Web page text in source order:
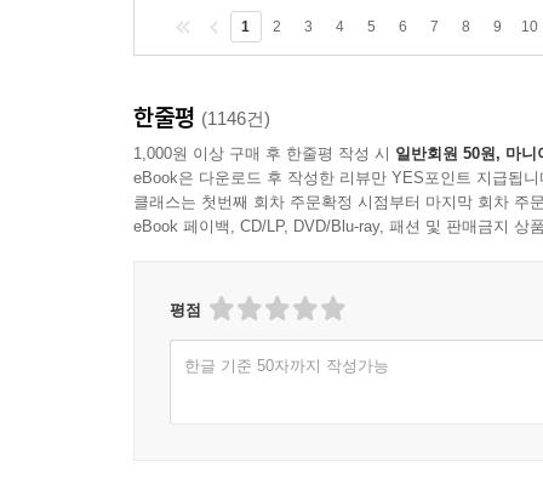
1 2 3 4 5 6 7 8 9 10
한줄평 (1146건)
1,000원 이상 구매 후 한줄평 작성 시 일반회원 50원, 마니
eBook은 다운로드 후 작성한 리뷰만 YES포인트 지급됩니
클래스는 첫번째 회차 주문확정 시점부터 마지막 회차 주
eBook 페이백, CD/LP, DVD/Blu-ray, 패션 및 판매금지 상
평점
한글 기준 50자까지 작성가능